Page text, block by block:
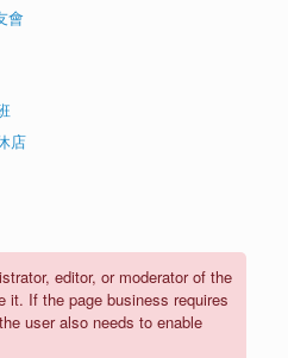
會
店
editor, or moderator of the
it. If the page business requires
user also needs to enable